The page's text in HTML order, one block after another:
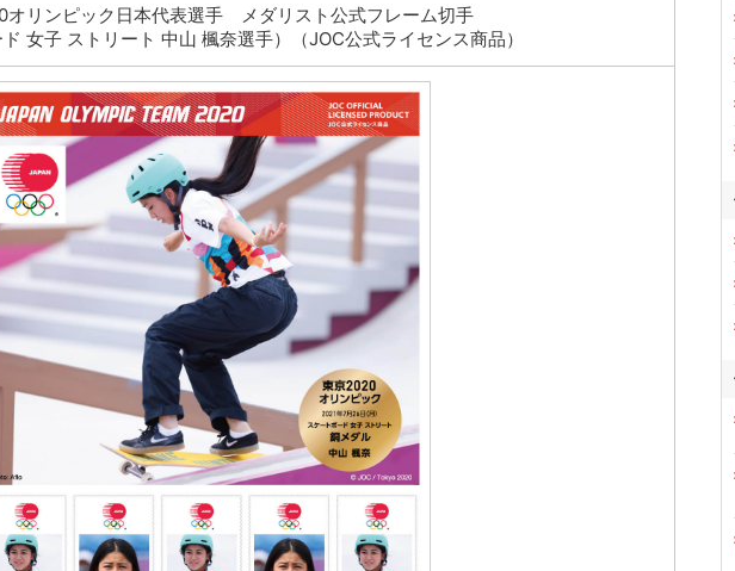
オリンピック日本代表選手 メダリスト公式フレーム切手
ド 女子 ストリート 中山 楓奈選手）（JOC公式ライセンス商品）